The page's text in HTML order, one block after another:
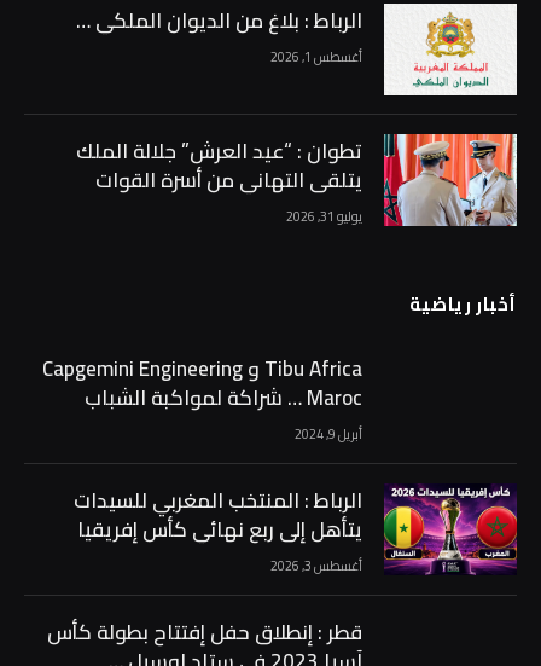
الرباط : بلاغ من الديوان الملكي …
أغسطس 1, 2026
تطوان : “عيد العرش” جلالة الملك
يتلقى التهاني من أسرة القوات
المسلحة الملكية …
يوليو 31, 2026
أخبار رياضية
Tibu Africa و Capgemini Engineering
Maroc … شراكة لمواكبة الشباب
الرياضي …
أبريل 9, 2024
الرباط : المنتخب المغربي للسيدات
يتأهل إلى ربع نهائي كأس إفريقيا
متصدراً مجموعته …
أغسطس 3, 2026
قطر : إنطلاق حفل إفتتاح بطولة كأس